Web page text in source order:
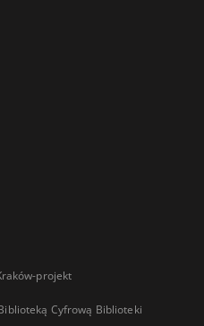
projekt
Cyfrową Biblioteki